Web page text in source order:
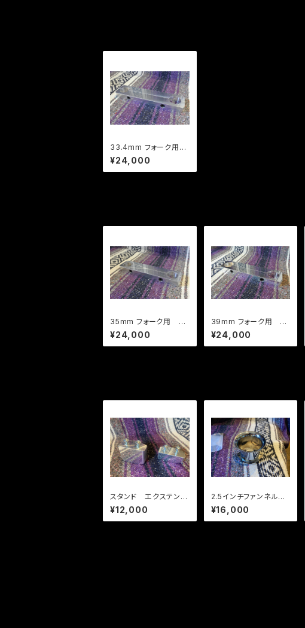
33.4mm フォーク用
フォーク スタビライザ
ー ブレース チーク
バー
¥24,000
35mm フォーク用 フ
ォーク スタビライザ
ー ブレース チーク
バー
¥24,000
39mm フォーク用 フ
ォーク スタビライザ
ー ブレース チーク
バー
¥24,000
スタンド エクステンド
ブロック
¥12,000
2.5インチファンネル
メッキ CVキャブ EFI
用
¥16,000